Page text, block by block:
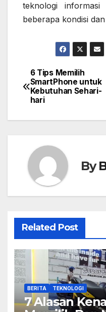
teknologi
beberapa kondisi
Post
navigation
6 Tips Memilih
SmartPhone untuk
Kebutuhan Sehari-
hari
By
Related Post
BERITA TEKNOLOGI
7 Alasan